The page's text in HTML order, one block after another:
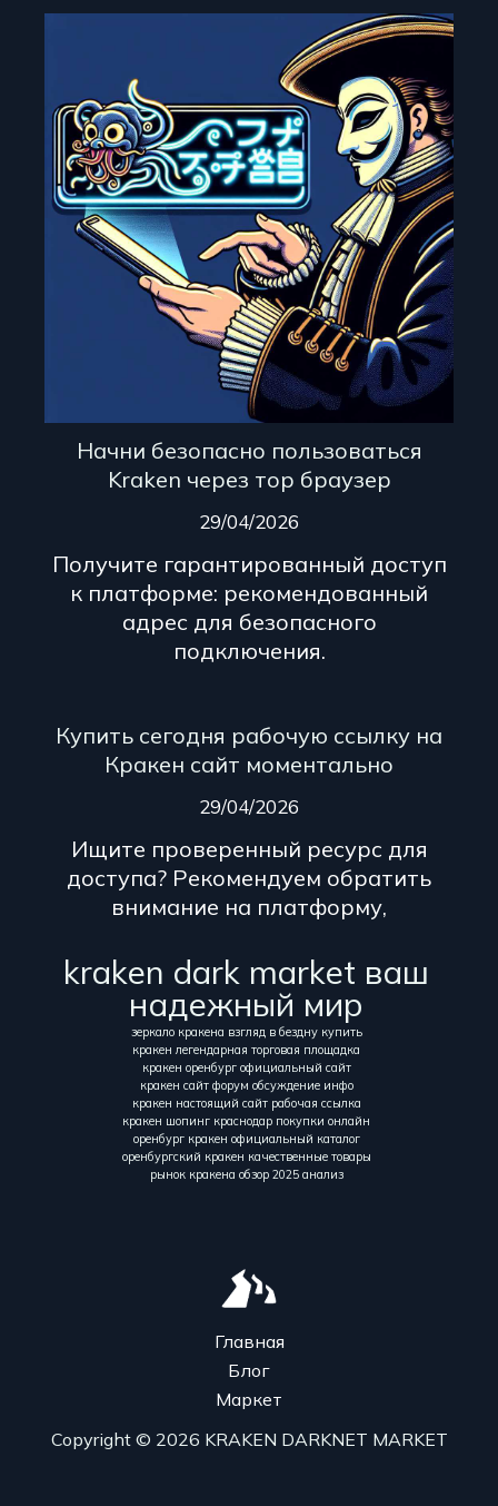
Начни безопасно пользоваться
Kraken через тор браузер
29/04/2026
Получите гарантированный доступ
к платформе: рекомендованный
адрес для безопасного
подключения.
Купить сегодня рабочую ссылку на
Кракен сайт моментально
29/04/2026
Ищите проверенный ресурс для
доступа? Рекомендуем обратить
внимание на платформу,
kraken dark market ваш
надежный мир
зеркало кракена взгляд в бездну купить
кракен легендарная торговая площадка
кракен оренбург официальный сайт
кракен сайт форум обсуждение инфо
кракен настоящий сайт рабочая ссылка
кракен шопинг краснодар покупки онлайн
оренбург кракен официальный каталог
оренбургский кракен качественные товары
рынок кракена обзор 2025 анализ
Главная
Блог
Маркет
Copyright © 2026 KRAKEN DARKNET MARKET